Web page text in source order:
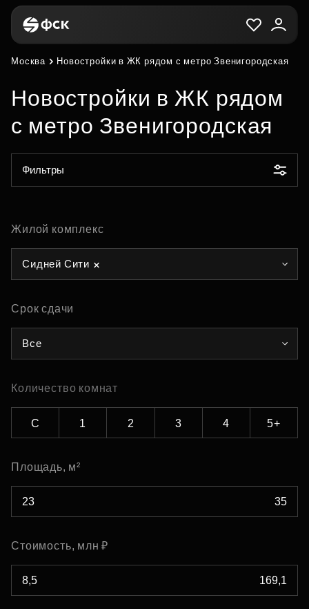
Москва Новостройки в ЖК рядом с метро Звенигородская
Новостройки в ЖК рядом
с метро Звенигородская
Фильтры
Жилой комплекс
Сидней Сити
Срок сдачи
Все
Количество комнат
С 1 2 3 4 5+
Площадь, м²
Стоимость, млн ₽